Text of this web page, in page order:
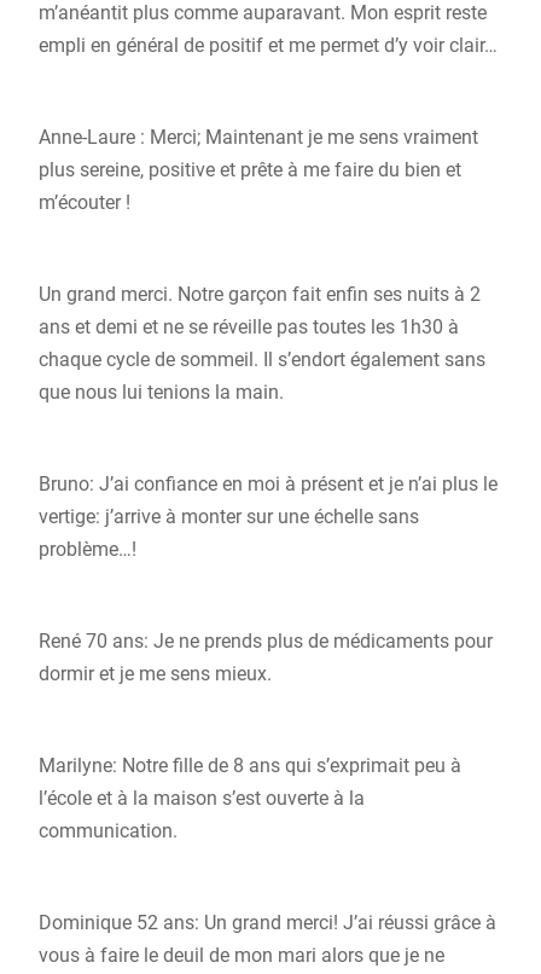
m’anéantit plus comme auparavant. Mon esprit reste
empli en général de positif et me permet d’y voir clair…
Anne-Laure : Merci; Maintenant je me sens vraiment
plus sereine, positive et prête à me faire du bien et
m’écouter !
Un grand merci. Notre garçon fait enfin ses nuits à 2
ans et demi et ne se réveille pas toutes les 1h30 à
chaque cycle de sommeil. Il s’endort également sans
que nous lui tenions la main.
Bruno: J’ai confiance en moi à présent et je n’ai plus le
vertige: j’arrive à monter sur une échelle sans
problème…!
René 70 ans: Je ne prends plus de médicaments pour
dormir et je me sens mieux.
Marilyne: Notre fille de 8 ans qui s’exprimait peu à
l’école et à la maison s’est ouverte à la
communication.
Dominique 52 ans: Un grand merci! J’ai réussi grâce à
vous à faire le deuil de mon mari alors que je ne